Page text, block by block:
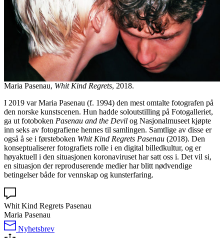
Maria Pasenau, Whit Kind Regrets, 2018.
I 2019 var Maria Pasenau (f. 1994) den mest omtalte fotografen på
den norske kunstscenen. Hun hadde soloutstilling på Fotogalleriet,
ga ut fotoboken Pasenau and the Devil og Nasjonalmuseet kjøpte
inn seks av fotografiene hennes til samlingen. Samtlige av disse er
også å se i førsteboken Whit Kind Regrets Pasenau (2018). Den
konseptualiserer fotografiets rolle i en digital billedkultur, og er
høyaktuell i den situasjonen koronaviruset har satt oss i. Det vil si,
en situasjon der reproduserende medier har blitt nødvendige
betingelser både for vennskap og kunsterfaring.
Whit Kind Regrets Pasenau
Maria Pasenau
Nyhetsbrev